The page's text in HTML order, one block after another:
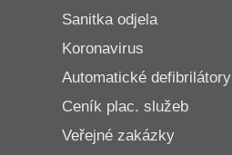
Sanitka odjela
Koronavirus
Automatické defibrilátory
Ceník plac. služeb
Veřejné zakázky